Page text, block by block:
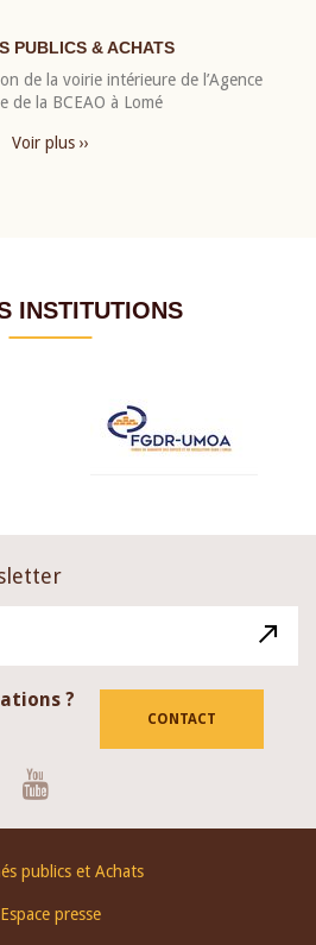
PUBLICS & ACHATS
de la voirie intérieure de l’Agence
de la BCEAO à Lomé
Voir plus ››
INSTITUTIONS
?
CONTACT
publics et Achats
Espace presse